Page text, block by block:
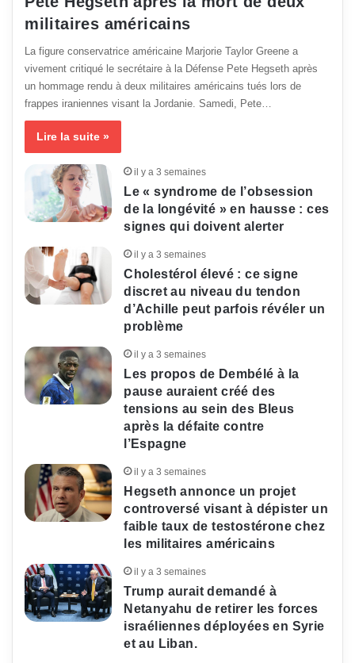
militaires américains
La figure conservatrice américaine Marjorie Taylor Greene a
vivement critiqué le secrétaire à la Défense Pete Hegseth après
un hommage rendu à deux militaires américains tués lors de
frappes iraniennes visant la Jordanie. Samedi, Pete…
Lire la suite »
il y a 3 semaines
Le « syndrome de l’obsession
de la longévité » en hausse : ces
signes qui doivent alerter
il y a 3 semaines
Cholestérol élevé : ce signe
discret au niveau du tendon
d’Achille peut parfois révéler un
problème
il y a 3 semaines
Les propos de Dembélé à la
pause auraient créé des
tensions au sein des Bleus
après la défaite contre
l’Espagne
il y a 3 semaines
Hegseth annonce un projet
controversé visant à dépister un
faible taux de testostérone chez
les militaires américains
il y a 3 semaines
Trump aurait demandé à
Netanyahu de retirer les forces
israéliennes déployées en Syrie
et au Liban.